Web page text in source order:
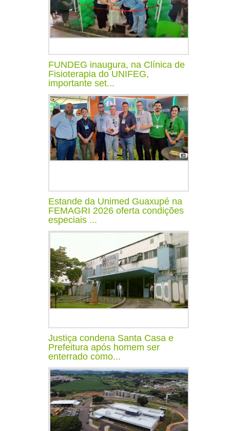
FUNDEG inaugura, na Clínica de
Fisioterapia do UNIFEG,
importante set...
Estande da Unimed Guaxupé na
FEMAGRI 2026 oferta condições
especiais ...
Justiça condena Santa Casa e
Prefeitura após homem ser
enterrado como...